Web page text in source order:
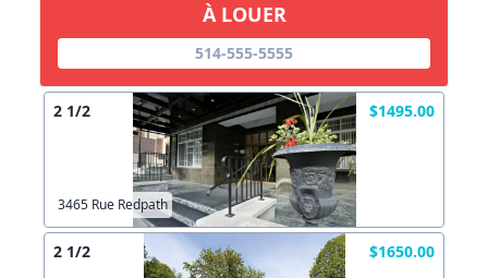
À LOUER
514-555-5555
2 1/2 $1495.00
3465 Rue Redpath
2 1/2 $1650.00
X Fermer